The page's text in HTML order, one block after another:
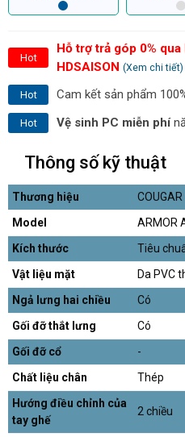
Hot
Hỗ trợ trả góp 0%
HDSAISON (Xem chi tiết)
Hot Cam kết sản phẩm
Hot Vệ sinh PC miễn phí
Thông số kỹ thuật
Thương hiệu
COUGAR
Model
ARMOR
Kích thước
Tiêu
Vật liệu mặt
Da PVC
Ngả lưng hai chiều
Có
Gối đỡ thắt lưng
Có
Gối đỡ cổ
-
Chất liệu chân
Thép
Hướng điều chỉnh của
tay ghế
2 chiều